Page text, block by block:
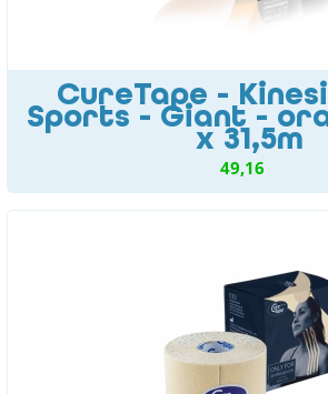
CureTape -
Sports - Giant -
x 31,5m
49,16